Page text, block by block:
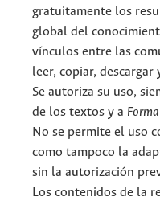
gratuitamente los
global del
vínculos entre las
leer, copiar,
Se autoriza su uso,
de los textos y a
No se permite el uso
como tampoco la
sin la autorización
Los contenidos de la